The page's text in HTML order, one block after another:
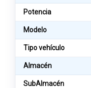
Potencia
Modelo
Tipo vehículo
Almacén
SubAlmacén